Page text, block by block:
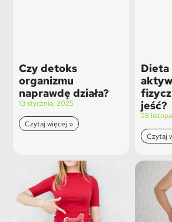
Czy detoks
organizmu
naprawdę działa?
13 stycznia, 2025
Czytaj więcej »
Dieta
jeść?
28
Czytaj